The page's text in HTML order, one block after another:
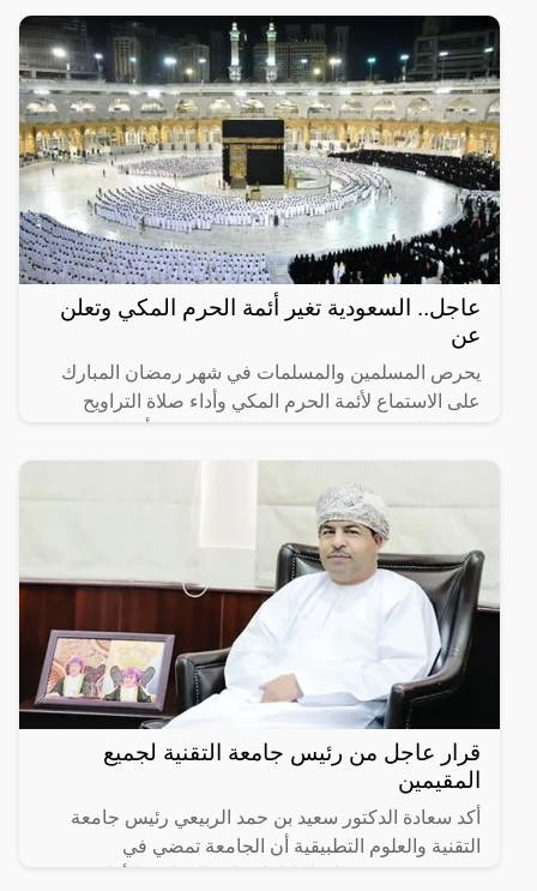
عاجل.. السعودية تغير أئمة الحرم المكي وتعلن
عن
يحرص المسلمين والمسلمات في شهر رمضان المبارك
على الاستماع لأئمة الحرم المكي وأداء صلاة التراويح
العبادات التي
قرار عاجل من رئيس جامعة التقنية لجميع
المقيمين
أكد سعادة الدكتور سعيد بن حمد الربيعي رئيس جامعة
التقنية والعلوم التطبيقية أن الجامعة تمضي في